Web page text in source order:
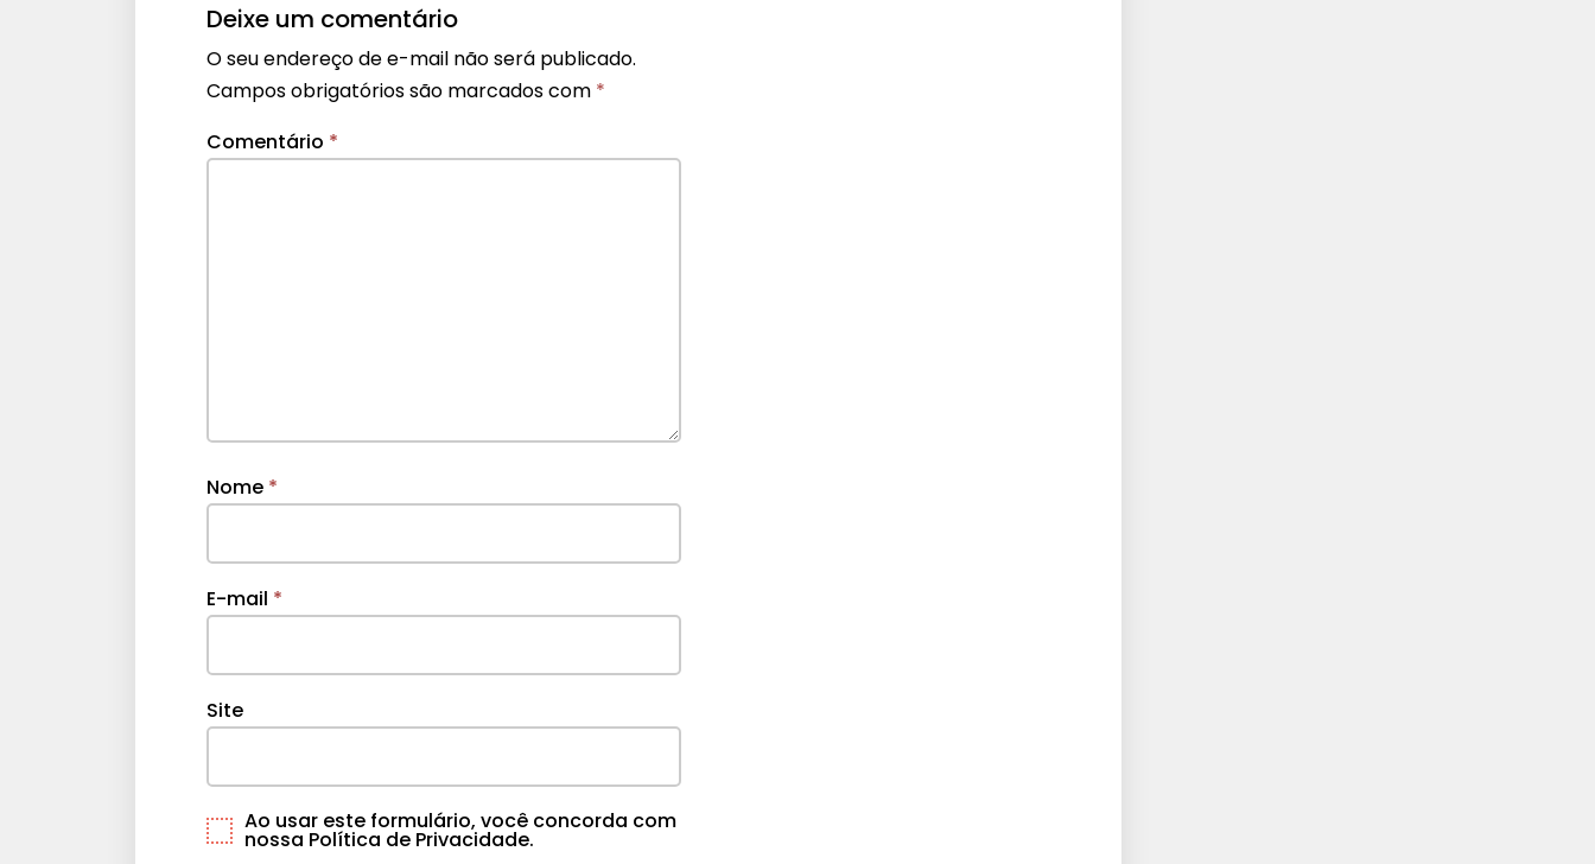
Deixe um comentário
O seu endereço de e-mail não será publicado.
Campos obrigatórios são marcados com *
Comentário *
Nome *
E-mail *
Site
Ao usar este formulário, você concorda com
nossa Política de Privacidade.